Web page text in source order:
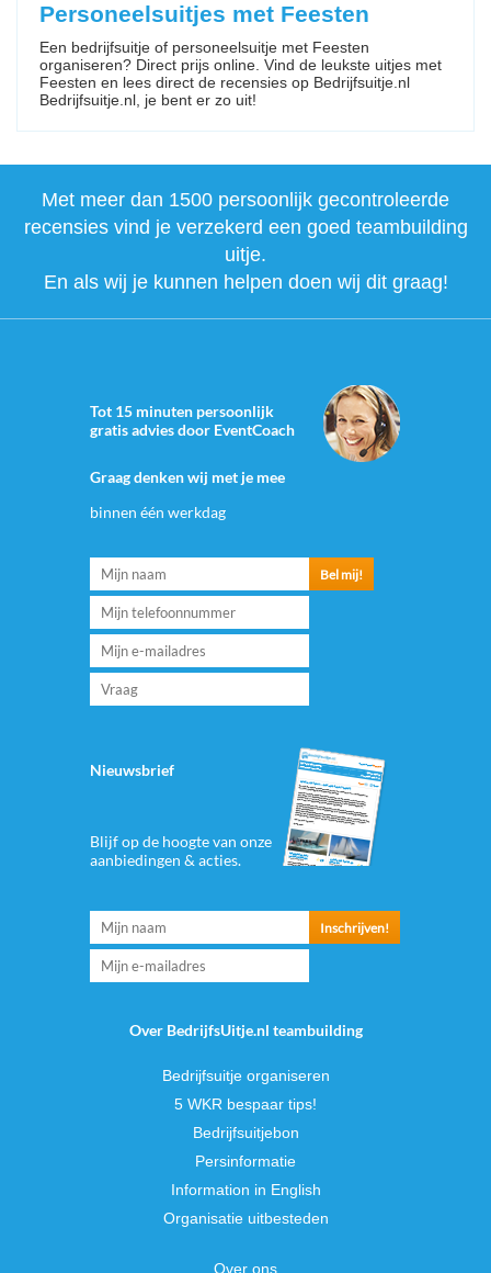
Personeelsuitjes met Feesten
Een bedrijfsuitje of personeelsuitje met Feesten
organiseren? Direct prijs online. Vind de leukste uitjes met
Feesten en lees direct de recensies op Bedrijfsuitje.nl
Bedrijfsuitje.nl, je bent er zo uit!
Met meer dan 1500 persoonlijk gecontroleerde
recensies vind je verzekerd een goed teambuilding
uitje.
En als wij je kunnen helpen doen wij dit graag!
Tot 15 minuten persoonlijk
gratis advies door EventCoach
Graag denken wij met je mee
binnen één werkdag
Nieuwsbrief
Blijf op de hoogte van onze
aanbiedingen & acties.
Over BedrijfsUitje.nl teambuilding
Bedrijfsuitje organiseren
5 WKR bespaar tips!
Bedrijfsuitjebon
Persinformatie
Information in English
Organisatie uitbesteden
Over ons